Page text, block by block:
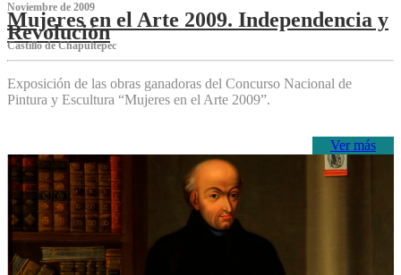
Noviembre de 2009
Mujeres en el Arte 2009. Independencia y
Revolución
Castillo de Chapultepec
Exposición de las obras ganadoras del Concurso Nacional de
Pintura y Escultura “Mujeres en el Arte 2009”.
Ver más